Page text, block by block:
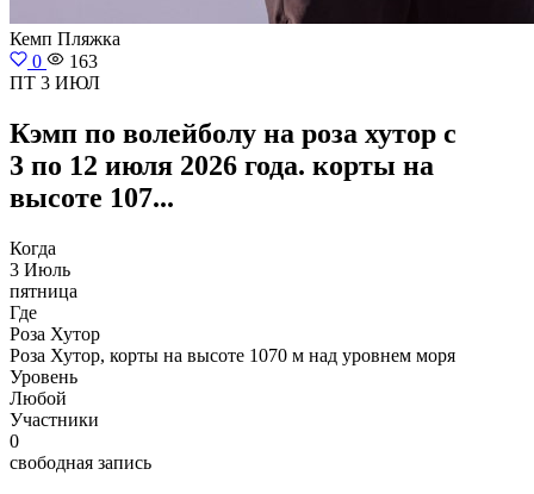
Кемп Пляжка
0
163
ПТ 3 ИЮЛ
Кэмп по волейболу на роза хутор с
3 по 12 июля 2026 года. корты на
высоте 107...
Когда
3 Июль
пятница
Где
Роза Хутор
Роза Хутор, корты на высоте 1070 м над уровнем моря
Уровень
Любой
Участники
0
свободная запись